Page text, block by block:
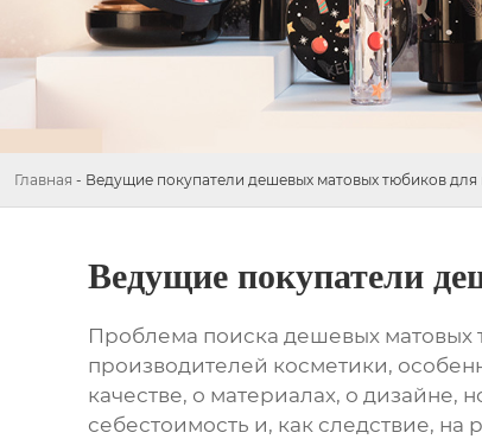
Главная - Ведущие покупатели дешевых матовых тюбиков
Ведущие покупатели
Проблема поиска дешевых матовых
производителей косметики,
качестве, о материалах, о дизайне,
себестоимость и, как следствие,